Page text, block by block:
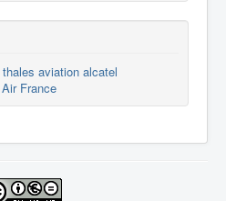
thales aviation alcatel
Air France